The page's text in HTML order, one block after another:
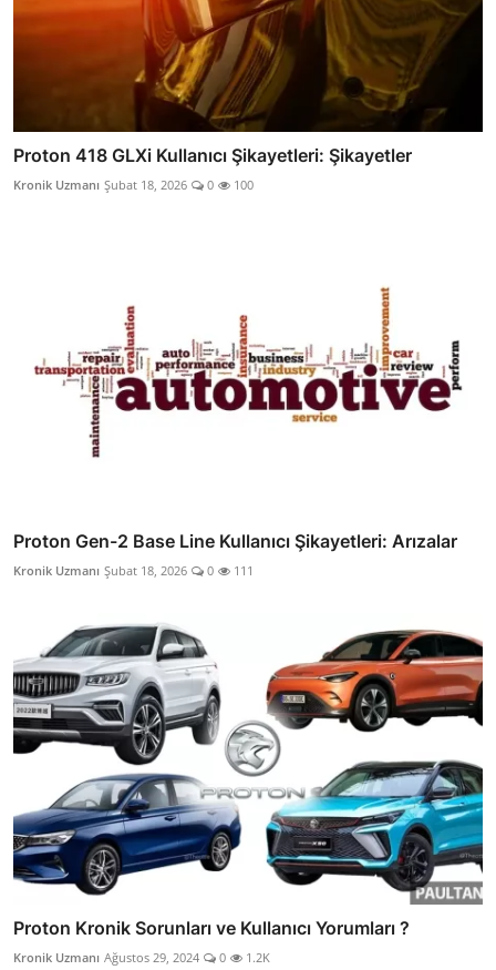
Proton 418 GLXi Kullanıcı Şikayetleri: Şikayetler
Kronik Uzmanı Şubat 18, 2026 0 100
Proton Gen-2 Base Line Kullanıcı Şikayetleri: Arızalar
Kronik Uzmanı Şubat 18, 2026 0 111
Proton Kronik Sorunları ve Kullanıcı Yorumları ?
Kronik Uzmanı Ağustos 29, 2024 0 1.2K